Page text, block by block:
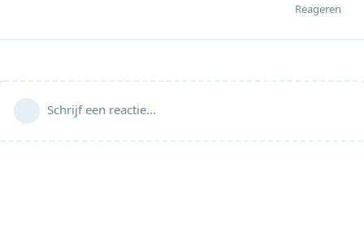
Reageren
Schrijf een reactie...